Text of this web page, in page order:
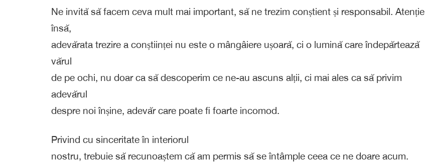
Ne invită să facem ceva mult mai important, să ne trezim conștient și responsabil. Atenție
însă,
adevărata trezire a conștiinței nu este o mângâiere ușoară, ci o lumină care îndepărtează
vărul
de pe ochi, nu doar ca să descoperim ce ne-au ascuns alții, ci mai ales ca să privim
adevărul
despre noi înșine, adevăr care poate fi foarte incomod.
Privind cu sinceritate în interiorul
nostru, trebuie să recunoaștem că am permis să se întâmple ceea ce ne doare acum.